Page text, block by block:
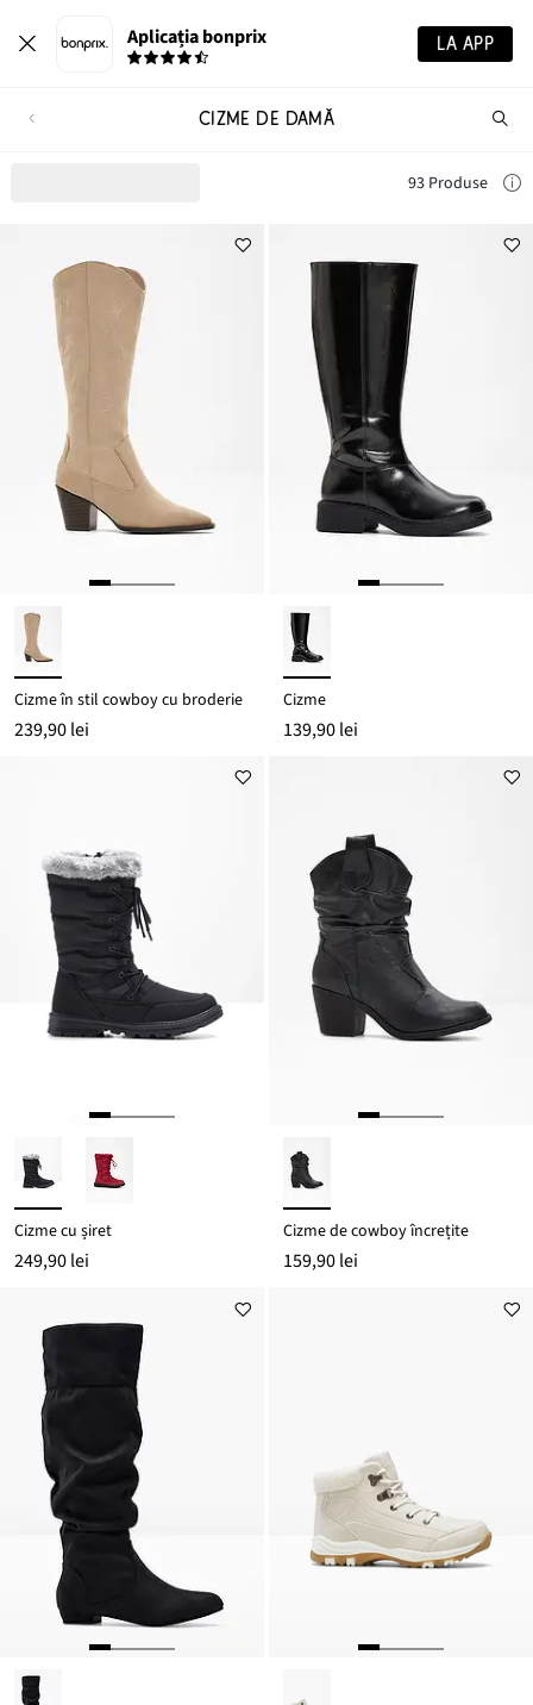
Aplicația bonprix LA APP
CIZME DE DAMĂ
93 Produse
Cizme în stil cowboy cu broderie
239,90 lei
Cizme
139,90 lei
Cizme cu șiret
249,90 lei
Cizme de cowboy încrețite
159,90 lei